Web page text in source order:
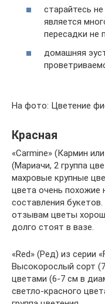
старайтесь
является
пересадки не
домашняя
На фото: Цветение
Красная
«Carmine» (Кармин
(Мариачи, 2 группа
махровые крупные
цвета очень похожие
составления
отзывам цветы
долго стоят в вазе.
«Red» (Ред) из серии
Высокорослый сорт
цветами (6-7 см в
светло-красного